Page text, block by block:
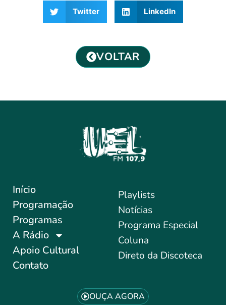
Twitter LinkedIn
VOLTAR
Início
Programação
Programas
A Rádio
Apoio Cultural
Contato
Playlists
Notícias
Programa Especial
Coluna
Direto da Discoteca
OUÇA AGORA